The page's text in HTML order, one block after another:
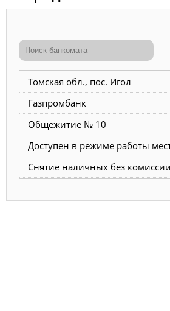
Томская обл., пос. Игол
Газпромбанк
Общежитие № 10
Доступен в режиме работы
Снятие наличных без